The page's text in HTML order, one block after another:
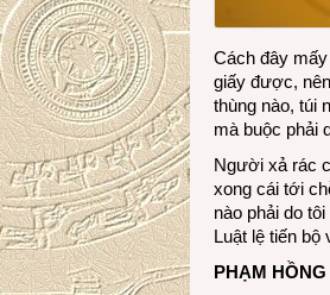
Cách đây
giấy được,
thùng nào, túi
mà buộc phải
Người xả rác
xong cái tới
nào phải do
Luật lệ tiến
PHẠM